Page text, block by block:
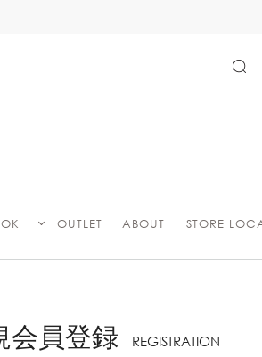
OUTLET ABOUT STORE
会員登録 REGISTRATION